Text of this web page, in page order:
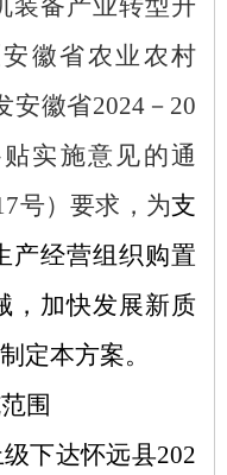
装备产业转型升
安徽省农业农村
安徽省2024－20
实施意见的通
号）要求，为支
产经营组织购置
，加快发展新质
定本方案。
围
下达怀远县202